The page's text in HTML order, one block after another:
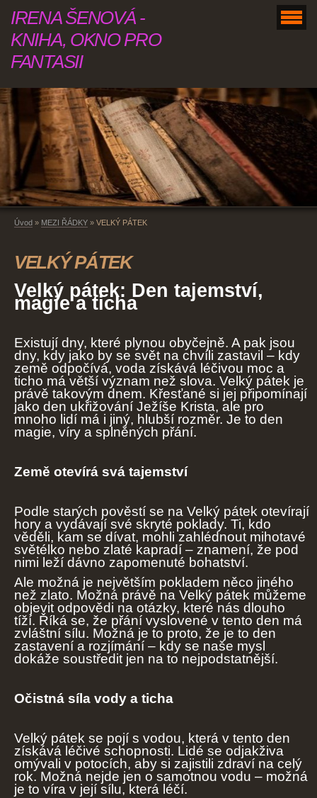
IRENA ŠENOVÁ -
KNIHA, OKNO PRO
FANTASII
Úvod » MEZI ŘÁDKY » VELKÝ PÁTEK
VELKÝ PÁTEK
Velký pátek: Den tajemství,
magie a ticha
Existují dny, které plynou obyčejně. A pak jsou
dny, kdy jako by se svět na chvíli zastavil – kdy
země odpočívá, voda získává léčivou moc a
ticho má větší význam než slova. Velký pátek je
právě takovým dnem. Křesťané si jej připomínají
jako den ukřižování Ježíše Krista, ale pro
mnoho lidí má i jiný, hlubší rozměr. Je to den
magie, víry a splněných přání.
Země otevírá svá tajemství
Podle starých pověstí se na Velký pátek otevírají
hory a vydávají své skryté poklady. Ti, kdo
věděli, kam se dívat, mohli zahlédnout mihotavé
světélko nebo zlaté kapradí – znamení, že pod
nimi leží dávno zapomenuté bohatství.
Ale možná je největším pokladem něco jiného
než zlato. Možná právě na Velký pátek můžeme
objevit odpovědi na otázky, které nás dlouho
tíží. Říká se, že přání vyslovené v tento den má
zvláštní sílu. Možná je to proto, že je to den
zastavení a rozjímání – kdy se naše mysl
dokáže soustředit jen na to nejpodstatnější.
Očistná síla vody a ticha
Velký pátek se pojí s vodou, která v tento den
získává léčivé schopnosti. Lidé se odjakživa
omývali v potocích, aby si zajistili zdraví na celý
rok. Možná nejde jen o samotnou vodu – možná
je to víra v její sílu, která léčí.